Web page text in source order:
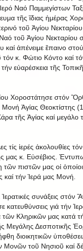
Ναό Παμμεγίστων
τῆς ἳδιας ἡμέρας
τοῦ Ἁγίου Νεκταρίου
τοῦ Ἁγίου Νεκταρίου
καί ἀπένειμε ἒπαινο
τόν κ. Φώτιο Κόντο καί
εὐαρέσκεια τῆς
Χοροστάτησε στόν
Μονή Ἁγίας Θεοκτίστης
τῆς Ἁγίας καί
τίς ἱερές ἀκολουθίες
μας κ. Εὐσέβιος.
πιστῶν μας οἱ
τήν Ἱερά μας Μονή.
συνάξεις στόν
γιά τήν
Κληρικῶν μας κατά
Μεγάλης Δεσποτικῆς
διοικητικῶν
Μονῶν τοῦ Νησιοῦ καί